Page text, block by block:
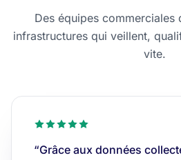
Des équipes commerciales
infrastructures qui veillent,
vite.
“Grâce aux données